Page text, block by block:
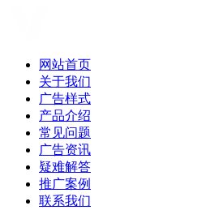
网站首页
关于我们
广告样式
产品介绍
常见问题
广告资讯
疑难解答
推广案例
联系我们